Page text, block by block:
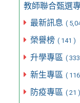
教師聯合甄選
最新訊息 (
榮譽榜 ( 141 )
升學專區 (
新生專區 (
防疫專區 ( 21 )